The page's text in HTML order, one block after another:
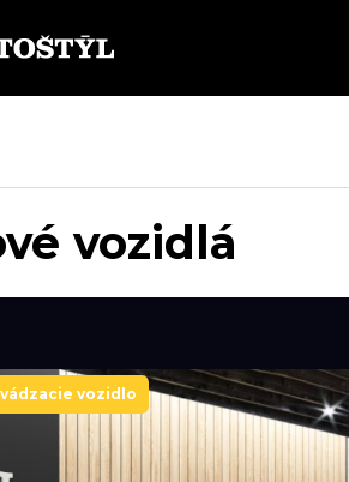
vozidlá
vozidlo